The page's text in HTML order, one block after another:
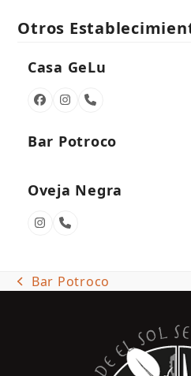
Otros
Casa GeLu
Facebook
Instagram
Número
Bar Potroco
Oveja Negra
Instagram
Número
previous
Bar Potroco